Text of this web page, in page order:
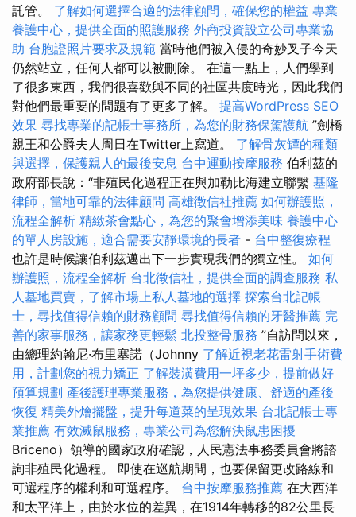
託管。 了解如何選擇合適的法律顧問，確保您的權益 專業
養護中心，提供全面的照護服務 外商投資設立公司專業協
助 台胞證照片要求及規範 當時他們被入侵的奇妙叉子今天
仍然站立，任何人都可以被刪除。 在這一點上，人們學到
了很多東西，我們很喜歡與不同的社區共度時光，因此我們
對他們最重要的問題有了更多了解。 提高WordPress SEO
效果 尋找專業的記帳士事務所，為您的財務保駕護航 ”劍橋
親王和公爵夫人周日在Twitter上寫道。 了解骨灰罈的種類
與選擇，保護親人的最後安息 台中運動按摩服務 伯利茲的
政府部長說：“非殖民化過程正在與加勒比海建立聯繫 基隆
律師，當地可靠的法律顧問 高雄徵信社推薦 如何辦護照，
流程全解析 精緻茶會點心，為您的聚會增添美味 養護中心
的單人房設施，適合需要安靜環境的長者 - 台中整復療程
也許是時候讓伯利茲邁出下一步實現我們的獨立性。 如何
辦護照，流程全解析 台北徵信社，提供全面的調查服務 私
人墓地買賣，了解市場上私人墓地的選擇 探索台北記帳
士，尋找值得信賴的財務顧問 尋找值得信賴的牙醫推薦 完
善的家事服務，讓家務更輕鬆 北投整骨服務 ”自訪問以來，
由總理約翰尼·布里塞諾（Johnny 了解近視老花雷射手術費
用，計劃您的視力矯正 了解裝潢費用一坪多少，提前做好
預算規劃 產後護理專業服務，為您提供健康、舒適的產後
恢復 精美外燴擺盤，提升每道菜的呈現效果 台北記帳士專
業推薦 有效滅鼠服務，專業公司為您解決鼠患困擾
Briceno）領導的國家政府確認，人民憲法事務委員會將諮
詢非殖民化過程。 即使在巡航期間，也要保留更改路線和
可選程序的權利和可選程序。 台中按摩服務推薦 在大西洋
和太平洋上，由於水位的差異，在1914年轉移的82公里長